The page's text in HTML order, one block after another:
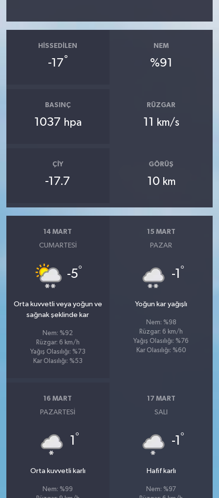
HISSEDILEN
-17°
NEM
%91
BASINÇ
1037 hpa
RÜZGAR
11 km/s
ÇIY
-17.7
GÖRÜŞ
10 km
14 MART
CUMARTESI
-5°
Orta kuvvetli veya yoğun ve
sağnak şeklinde kar
Nem: %92
Rüzgar: 6 km/h
Yağış Olasılığı: %73
Kar Olasılığı: %53
15 MART
PAZAR
-1 °
Yoğun kar yağışlı
Nem: %98
Rüzgar: 6 km/h
Yağış Olasılığı: %76
Kar Olasılığı: %60
16 MART
PAZARTESI
1 °
Orta kuvvetli karlı
Nem: %99
17 MART
SALI
-1 °
Hafif karlı
Nem: %97